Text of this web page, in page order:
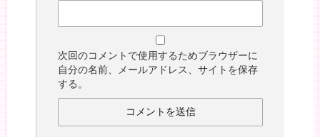
次回のコメントで使用するためブラウザーに
自分の名前、メールアドレス、サイトを保存
する。